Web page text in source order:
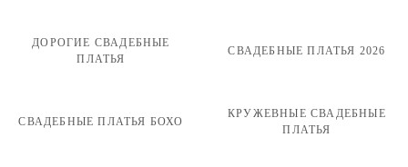
ДОРОГИЕ СВАДЕБНЫЕ
ПЛАТЬЯ
СВАДЕБНЫЕ ПЛАТЬЯ 2026
СВАДЕБНЫЕ ПЛАТЬЯ БОХО
КРУЖЕВНЫЕ СВАДЕБНЫЕ
ПЛАТЬЯ